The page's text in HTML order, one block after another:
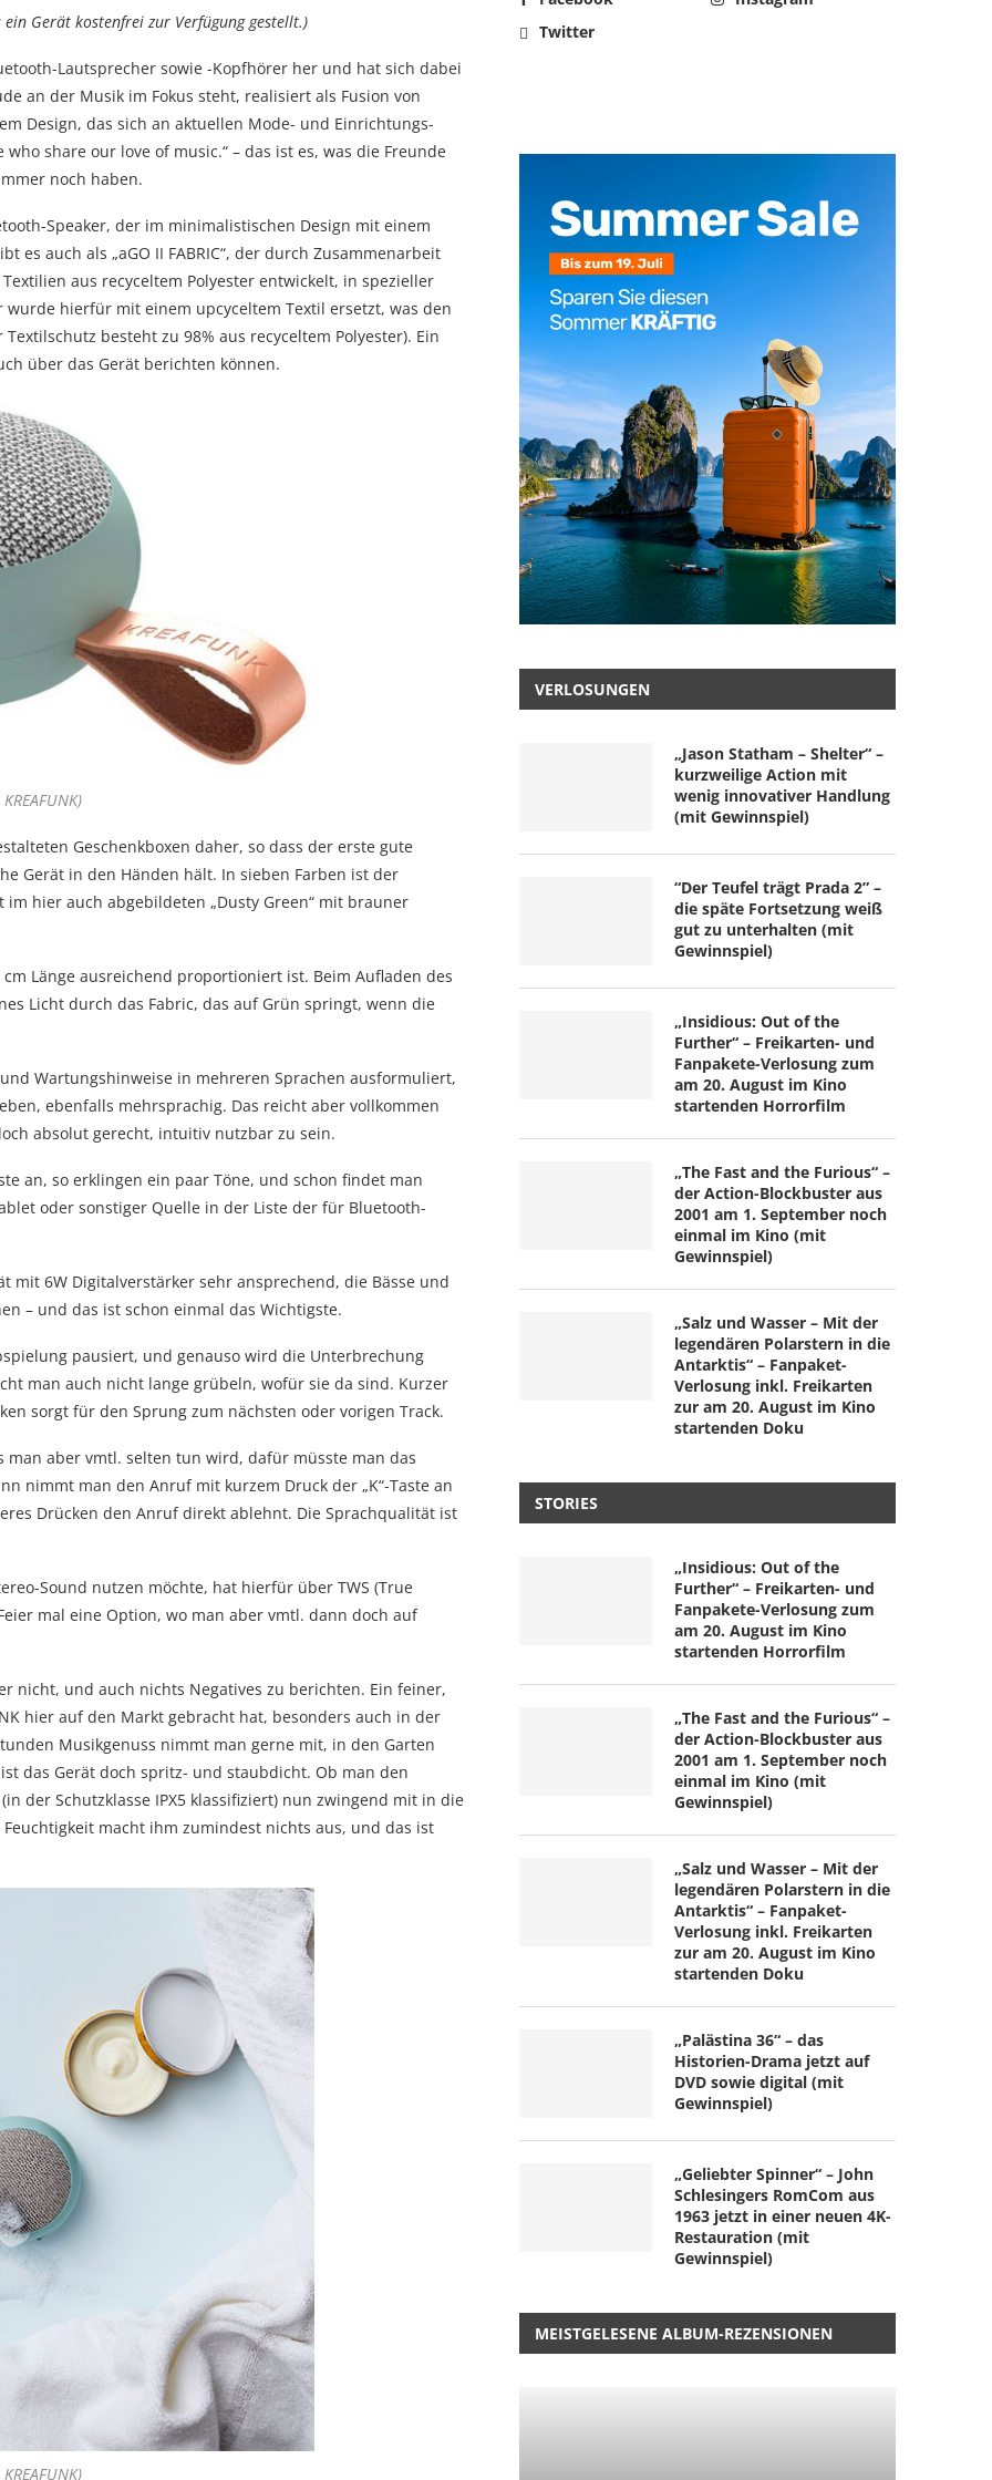
Gerät kostenfrei zur Verfügung gestellt.)
Lautsprecher sowie -Kopfhörer her und hat sich dabei
an der Musik im Fokus steht, realisiert als Fusion von
Design, das sich an aktuellen Mode- und Einrichtungs-
share our love of music.“ – das ist es, was die Freunde
noch haben.
Speaker, der im minimalistischen Design mit einem
es auch als „aGO II FABRIC“, der durch Zusammenarbeit
aus recyceltem Polyester entwickelt, in spezieller
hierfür mit einem upcyceltem Textil ersetzt, was den
besteht zu 98% aus recyceltem Polyester). Ein
über das Gerät berichten können.
Geschenkboxen daher, so dass der erste gute
Gerät in den Händen hält. In sieben Farben ist der
im hier auch abgebildeten „Dusty Green“ mit brauner
Länge ausreichend proportioniert ist. Beim Aufladen des
Licht durch das Fabric, das auf Grün springt, wenn die
Wartungshinweise in mehreren Sprachen ausformuliert,
ebenfalls mehrsprachig. Das reicht aber vollkommen
absolut gerecht, intuitiv nutzbar zu sein.
an, so erklingen ein paar Töne, und schon findet man
oder sonstiger Quelle in der Liste der für Bluetooth-
mit 6W Digitalverstärker sehr ansprechend, die Bässe und
– und das ist schon einmal das Wichtigste.
pausiert, und genauso wird die Unterbrechung
man auch nicht lange grübeln, wofür sie da sind. Kurzer
sorgt für den Sprung zum nächsten oder vorigen Track.
man aber vmtl. selten tun wird, dafür müsste man das
nimmt man den Anruf mit kurzem Druck der „K“-Taste an
Drücken den Anruf direkt ablehnt. Die Sprachqualität ist
Sound nutzen möchte, hat hierfür über TWS (True
mal eine Option, wo man aber vmtl. dann doch auf
nicht, und auch nichts Negatives zu berichten. Ein feiner,
hier auf den Markt gebracht hat, besonders auch in der
Musikgenuss nimmt man gerne mit, in den Garten
das Gerät doch spritz- und staubdicht. Ob man den
der Schutzklasse IPX5 klassifiziert) nun zwingend mit in die
macht ihm zumindest nichts aus, und das ist
Twitter
VERLOSUNGEN
„Jason Statham – Shelter“ –
kurzweilige Action mit
wenig innovativer Handlung
(mit Gewinnspiel)
“Der Teufel trägt Prada 2” –
die späte Fortsetzung weiß
gut zu unterhalten (mit
Gewinnspiel)
„Insidious: Out of the
Further“ – Freikarten- und
Fanpakete-Verlosung zum
am 20. August im Kino
startenden Horrorfilm
„The Fast and the Furious“ –
der Action-Blockbuster aus
2001 am 1. September noch
einmal im Kino (mit
Gewinnspiel)
„Salz und Wasser – Mit der
legendären Polarstern in die
Antarktis“ – Fanpaket-
Verlosung inkl. Freikarten
zur am 20. August im Kino
startenden Doku
STORIES
„Insidious: Out of the
Further“ – Freikarten- und
Fanpakete-Verlosung zum
am 20. August im Kino
startenden Horrorfilm
„The Fast and the Furious“ –
der Action-Blockbuster aus
2001 am 1. September noch
einmal im Kino (mit
Gewinnspiel)
„Salz und Wasser – Mit der
legendären Polarstern in die
Antarktis“ – Fanpaket-
Verlosung inkl. Freikarten
zur am 20. August im Kino
startenden Doku
„Palästina 36“ – das
Historien-Drama jetzt auf
DVD sowie digital (mit
Gewinnspiel)
„Geliebter Spinner“ – John
Schlesingers RomCom aus
1963 jetzt in einer neuen 4K-
Restauration (mit
Gewinnspiel)
MEISTGELESENE ALBUM-REZENSIONEN